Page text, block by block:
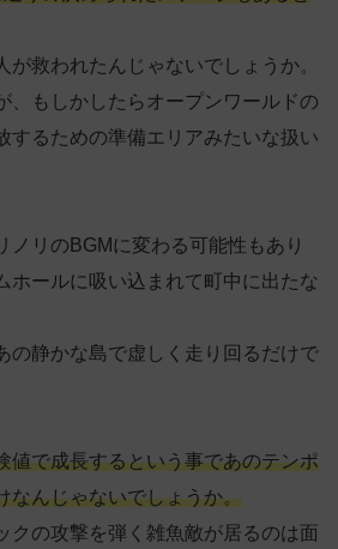
が救われたんじゃないでしょうか。
、もしかしたらオープンワールドの
するための準備エリアみたいな扱い
ノリのBGMに変わる可能性もあり
ホールに吸い込まれて町中に出たな
の静かな島で虚しく走り回るだけで
値で成長するという事であのテンポ
なんじゃないでしょうか。
クの攻撃を弾く雑魚敵が居るのは面